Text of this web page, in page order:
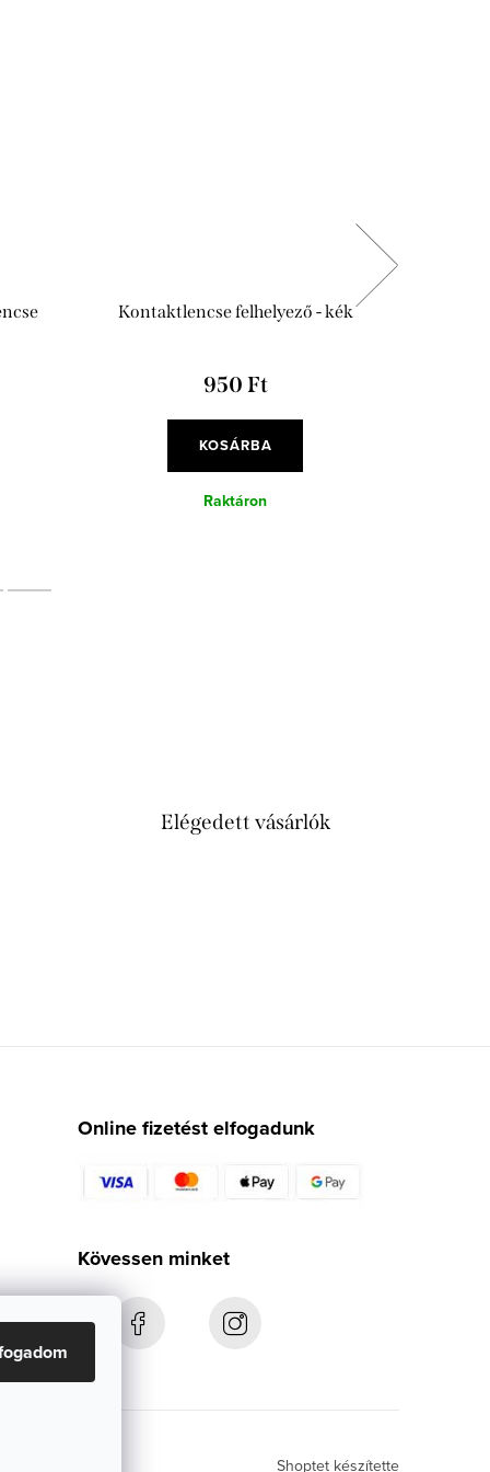
Kontaktlencse felhelyező - kék
950 Ft
KOSÁRBA
Raktáron
Elégedett vásárlók
Online fizetést elfogadunk
Kövessen minket
Shoptet készítette